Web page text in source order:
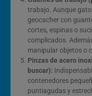
trabajo. Aunque
geocacher con
cortes, espinas o
complicados.
manipular objetos o
Pinzas de acero
buscar):
contenedores
puntiagudas y